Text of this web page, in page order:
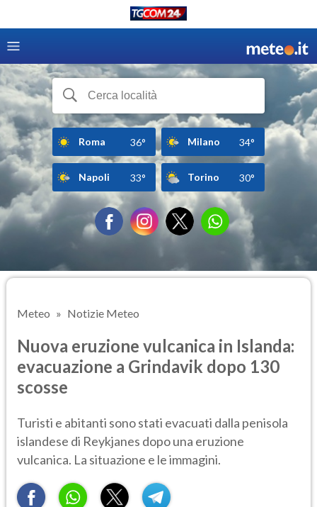
Roma 36° Milano 34°
Napoli 33° Torino 30°
Meteo Notizie Meteo
Nuova eruzione vulcanica in Islanda:
evacuazione a Grindavik dopo 130
scosse
Turisti e abitanti sono stati evacuati dalla penisola
islandese di Reykjanes dopo una eruzione
vulcanica. La situazione e le immagini.